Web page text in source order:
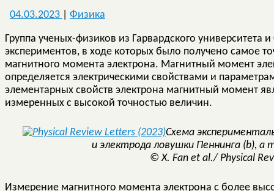
04.03.2023 Физика
Группа ученых-физиков из Гарвардского университета
экспериментов, в ходе которых было получено самое
магнитного момента электрона. Магнитный момент
определяется электрическими свойствами и
элементарных свойств электрона магнитный момент
измеренных с высокой точностью величин.
Схема
и электрода ловушки Пеннинга (b), а
© X. Fan et al./ Physical
Измерение магнитного момента электрона с более